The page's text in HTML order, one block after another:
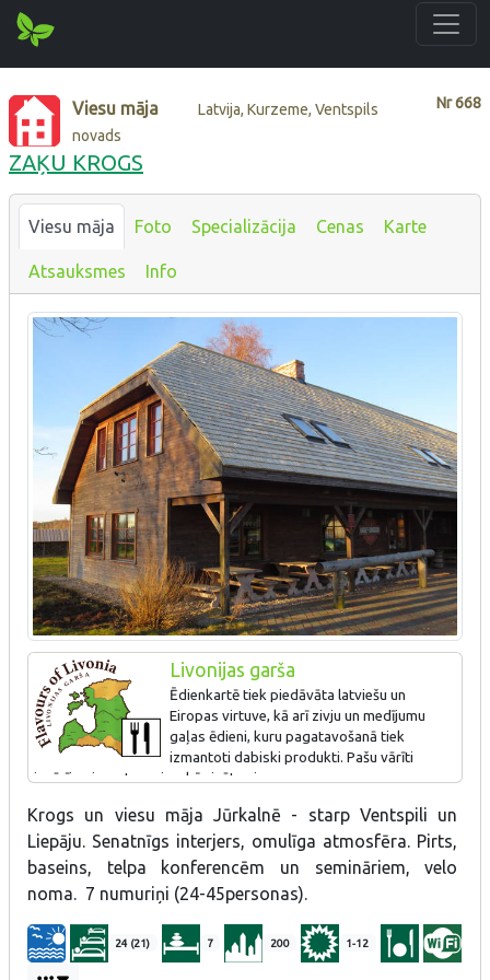
Nr668
Viesu māja
Latvija, Kurzeme, Ventspils
novads
ZAĶU KROGS
Viesu māja Foto Specializācija Cenas Karte
Atsauksmes Info
Livonijas garša
Ēdienkartē tiek piedāvāta latviešu un
Eiropas virtuve, kā arī zivju un medījumu
gaļas ēdieni, kuru pagatavošanā tiek
izmantoti dabiski produkti. Pašu vārīti
ievārījumi, cepta maize, kūpināta zivs.
Krogs un viesu māja Jūrkalnē - starp Ventspili un
Liepāju. Senatnīgs interjers, omulīga atmosfēra. Pirts,
baseins, telpa konferencēm un semināriem,velo
noma. 7 numuriņi (24-45personas).
24 (21) 7 200 1-12